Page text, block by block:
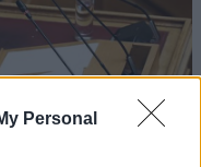
Personal